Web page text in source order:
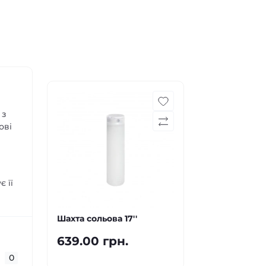
її
0
Шахта сольова 17''
639.00 грн.